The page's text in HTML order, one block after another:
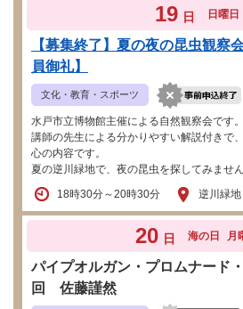
19 日 日曜日
【募集終了】夏の夜の昆虫観察
員御礼】
文化・教育・スポーツ
水戸市立博物館主催による自然観察会です。
講師の先生による分かりやすい解説付きで
心の内容です。
夏の逆川緑地で、夜の昆虫を探してみませ
18時30分～20時30分
逆川緑地
20 日 海の日 月
パイプオルガン・プロムナード
回 佐藤謹然